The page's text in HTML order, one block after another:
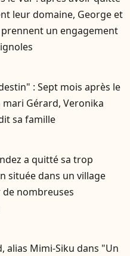
leur domaine, George et
prennent un engagement
: Sept mois après le
Gérard, Veronika
sa famille
a quitté sa trop
située dans un village
nombreuses
alias Mimi-Siku dans "Un